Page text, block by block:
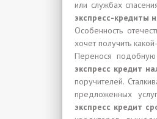
или службах
экспресс-кредиты
Особенность
хочет получить
Перенося
экспресс кредит
поручителей.
предложенных
экспресс кредит